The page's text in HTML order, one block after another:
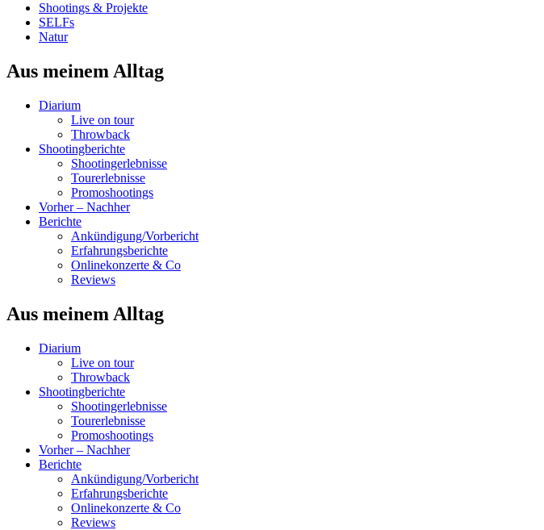
Shootings & Projekte
SELFs
Natur
Aus meinem Alltag
Diarium
Live on tour
Throwback
Shootingberichte
Shootingerlebnisse
Tourerlebnisse
Promoshootings
Vorher – Nachher
Berichte
Ankündigung/Vorbericht
Erfahrungsberichte
Onlinekonzerte & Co
Reviews
Aus meinem Alltag
Diarium
Live on tour
Throwback
Shootingberichte
Shootingerlebnisse
Tourerlebnisse
Promoshootings
Vorher – Nachher
Berichte
Ankündigung/Vorbericht
Erfahrungsberichte
Onlinekonzerte & Co
Reviews